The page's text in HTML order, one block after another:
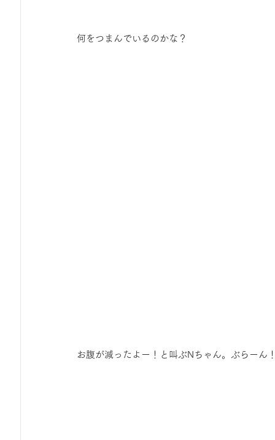
何をつまんでいるのかな？
お腹が減ったよー！と叫ぶNちゃん。ぶらーん